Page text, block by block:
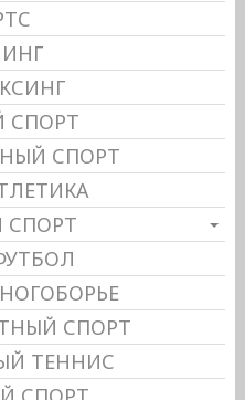
СПОРТ
СПОРТ
СПОРТ
ТЕННИС